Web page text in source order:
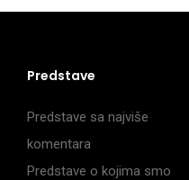
Predstave
Predstave sa najviše
komentara
Predstave o kojima smo